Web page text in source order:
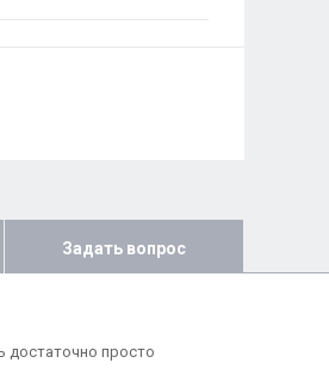
Задать вопрос
достаточно просто